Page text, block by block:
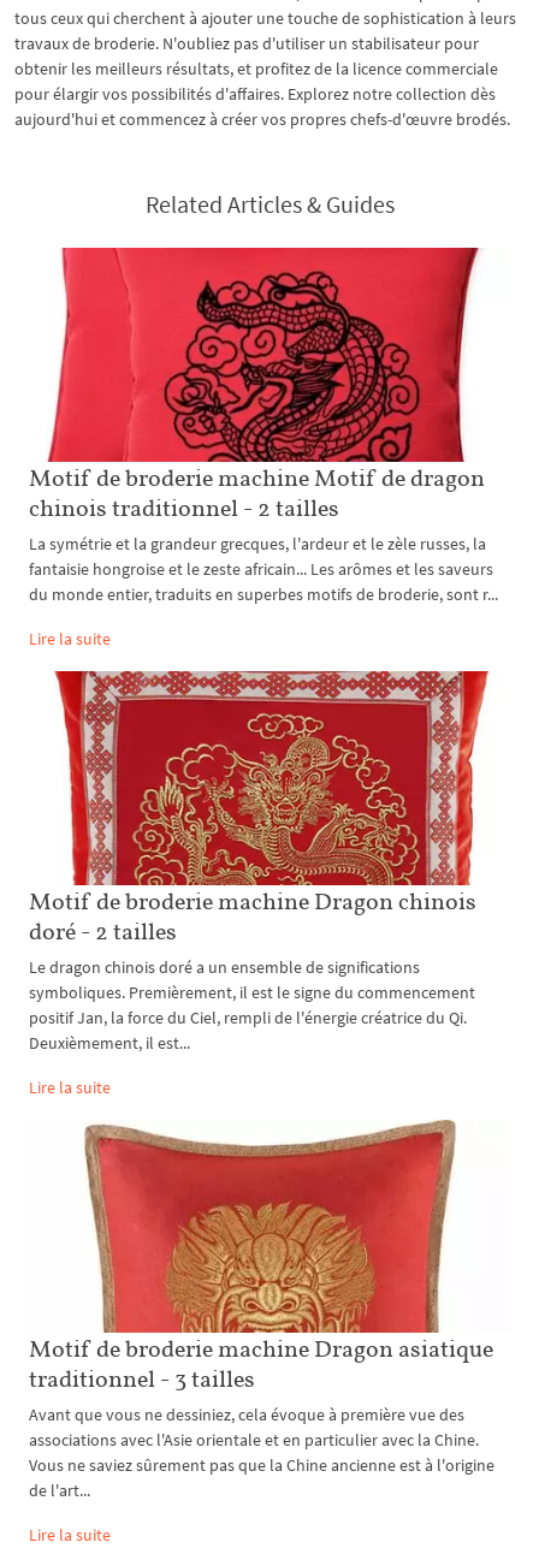
tous ceux qui cherchent à ajouter une touche de sophistication à leurs
travaux de broderie. N'oubliez pas d'utiliser un stabilisateur pour
obtenir les meilleurs résultats, et profitez de la licence commerciale
pour élargir vos possibilités d'affaires. Explorez notre collection dès
aujourd'hui et commencez à créer vos propres chefs-d'œuvre brodés.
Related Articles & Guides
Motif de broderie machine Motif de dragon
chinois traditionnel - 2 tailles
La symétrie et la grandeur grecques, l'ardeur et le zèle russes, la
fantaisie hongroise et le zeste africain... Les arômes et les saveurs
du monde entier, traduits en superbes motifs de broderie, sont r...
Lire la suite
Motif de broderie machine Dragon chinois
doré - 2 tailles
Le dragon chinois doré a un ensemble de significations
symboliques. Premièrement, il est le signe du commencement
positif Jan, la force du Ciel, rempli de l'énergie créatrice du Qi.
Deuxièmement, il est...
Lire la suite
Motif de broderie machine Dragon asiatique
traditionnel - 3 tailles
Avant que vous ne dessiniez, cela évoque à première vue des
associations avec l'Asie orientale et en particulier avec la Chine.
Vous ne saviez sûrement pas que la Chine ancienne est à l'origine
de l'art...
Lire la suite